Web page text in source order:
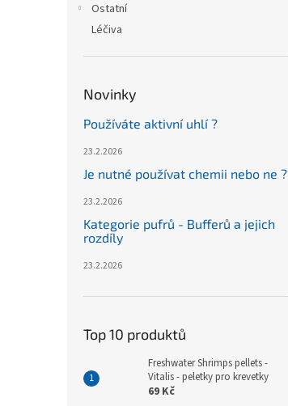
Ostatní
Léčiva
Novinky
Používáte aktivní uhlí ?
23.2.2026
Je nutné používat chemii nebo ne ?
23.2.2026
Kategorie pufrů - Bufferů a jejich
rozdíly
23.2.2026
Top 10 produktů
Freshwater Shrimps pellets -
Vitalis - peletky pro krevetky
69 Kč